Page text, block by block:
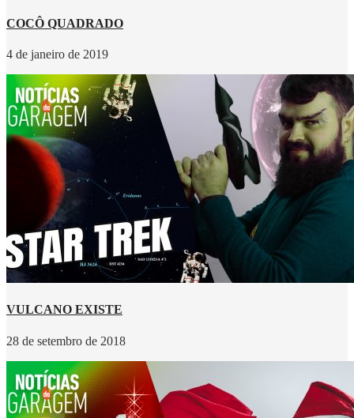
COCÔ QUADRADO
4 de janeiro de 2019
VULCANO EXISTE
28 de setembro de 2018